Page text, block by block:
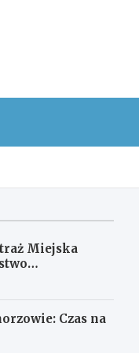
Miejska
Czas na